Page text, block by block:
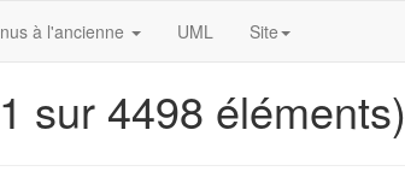
à l'ancienne UML Site
sur 4498 éléments)